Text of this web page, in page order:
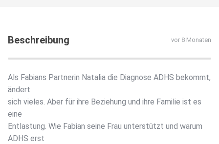
Beschreibung vor 8 Monaten
Als Fabians Partnerin Natalia die Diagnose ADHS bekommt,
ändert
sich vieles. Aber für ihre Beziehung und ihre Familie ist es
eine
Entlastung. Wie Fabian seine Frau unterstützt und warum
ADHS erst